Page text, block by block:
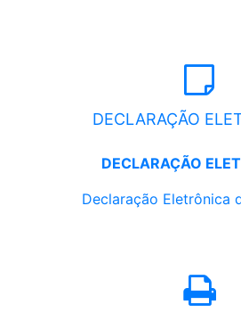
DECLARAÇÃO
DECLARAÇÃO
Declaração Eletrônica